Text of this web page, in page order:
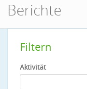
Berichte
Filtern
Aktivität